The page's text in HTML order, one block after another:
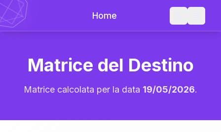
Home
Matrice del Destino
Matrice calcolata per la data 19/05/2026.